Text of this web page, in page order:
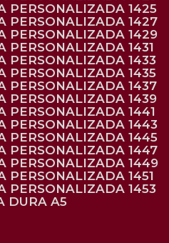
PERSONALIZADA 1425
PERSONALIZADA 1427
PERSONALIZADA 1429
PERSONALIZADA 1431
PERSONALIZADA 1433
PERSONALIZADA 1435
PERSONALIZADA 1437
PERSONALIZADA 1439
PERSONALIZADA 1441
PERSONALIZADA 1443
PERSONALIZADA 1445
PERSONALIZADA 1447
PERSONALIZADA 1449
PERSONALIZADA 1451
PERSONALIZADA 1453
DURA A5